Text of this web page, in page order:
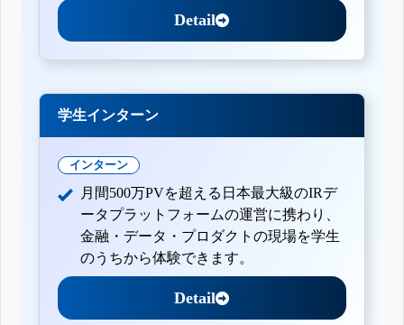
Detail
学生インターン
インターン
月間500万PVを超える日本最大級のIRデ
ータプラットフォームの運営に携わり、
金融・データ・プロダクトの現場を学生
のうちから体験できます。
Detail